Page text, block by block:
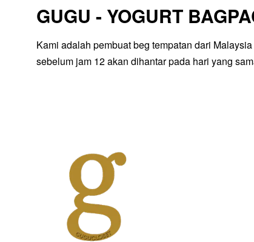
GUGU - YOGURT
Kami adalah pembuat beg tempatan dari
sebelum jam 12 akan dihantar pada hari yang